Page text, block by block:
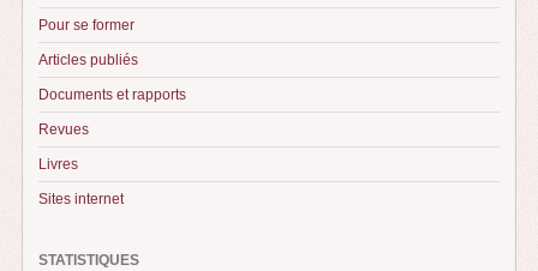
Pour se former
Articles publiés
Documents et rapports
Revues
Livres
Sites internet
STATISTIQUES